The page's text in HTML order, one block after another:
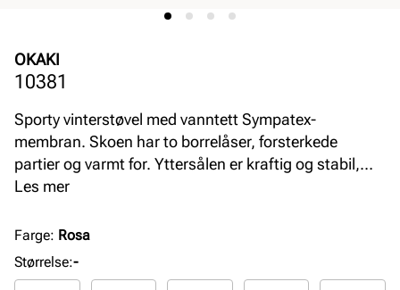
OKAKI
10381
Sporty vinterstøvel med vanntett Sympatex-
membran. Skoen har to borrelåser, forsterkede
partier og varmt for. Yttersålen er kraftig og stabil,
har et godt grep og ice-grip-partier som forsterker
Les mer
Farge: Rosa
Størrelse:-